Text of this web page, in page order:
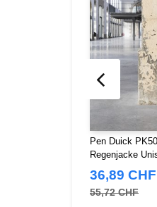
Pen Duick
Regenjacke
36,89 CHF
55,72 CHF